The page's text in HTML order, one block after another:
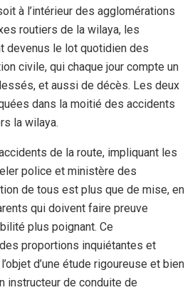
à l’intérieur des agglomérations
routiers de la wilaya, les
devenus le lot quotidien des
civile, qui chaque jour compte un
et aussi de décès. Les deux
dans la moitié des accidents
la wilaya.
de la route, impliquant les
police et ministère des
de tous est plus que de mise, en
qui doivent faire preuve
plus poignant. Ce
proportions inquiétantes et
d’une étude rigoureuse et bien
instructeur de conduite de